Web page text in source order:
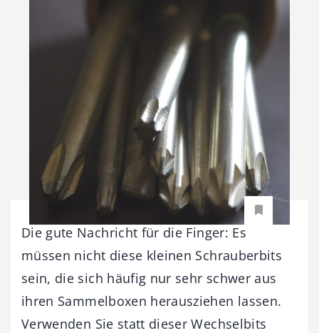
Die gute Nachricht für die Finger: Es
müssen nicht diese kleinen Schrauberbits
sein, die sich häufig nur sehr schwer aus
ihren Sammelboxen herausziehen lassen.
Verwenden Sie statt dieser Wechselbits